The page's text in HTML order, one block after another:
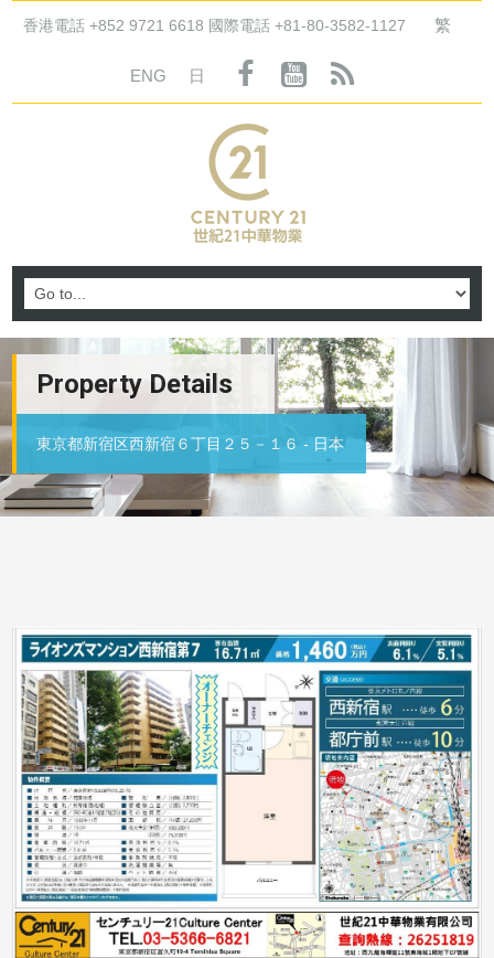
香港電話 +852 9721 6618 國際電話 +81-80-3582-1127 繁
ENG 日
Property Details
東京都新宿区西新宿６丁目２５－１６ - 日本